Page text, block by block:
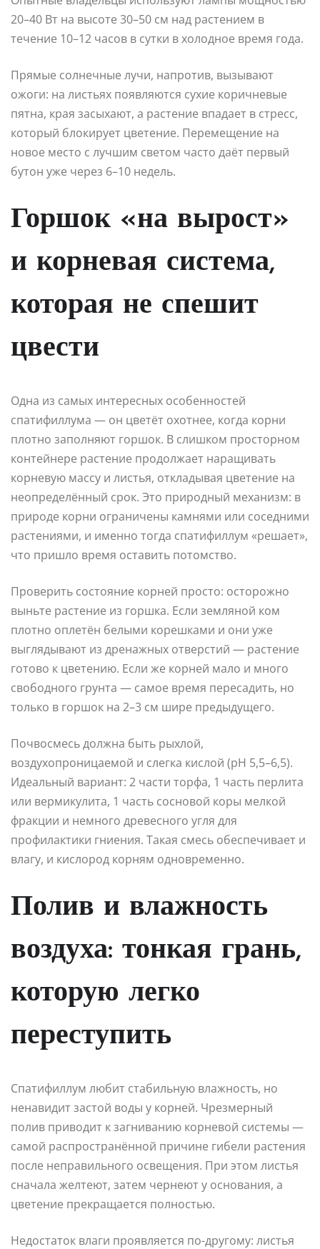
20–40 Вт на высоте 30–50 см над растением в
течение 10–12 часов в сутки в холодное время года.
Прямые солнечные лучи, напротив, вызывают
ожоги: на листьях появляются сухие коричневые
пятна, края засыхают, а растение впадает в стресс,
который блокирует цветение. Перемещение на
новое место с лучшим светом часто даёт первый
бутон уже через 6–10 недель.
Горшок «на вырост»
и корневая система,
которая не спешит
цвести
Одна из самых интересных особенностей
спатифиллума — он цветёт охотнее, когда корни
плотно заполняют горшок. В слишком просторном
контейнере растение продолжает наращивать
корневую массу и листья, откладывая цветение на
неопределённый срок. Это природный механизм: в
природе корни ограничены камнями или соседними
растениями, и именно тогда спатифиллум «решает»,
что пришло время оставить потомство.
Проверить состояние корней просто: осторожно
выньте растение из горшка. Если земляной ком
плотно оплетён белыми корешками и они уже
выглядывают из дренажных отверстий — растение
готово к цветению. Если же корней мало и много
свободного грунта — самое время пересадить, но
только в горшок на 2–3 см шире предыдущего.
Почвосмесь должна быть рыхлой,
воздухопроницаемой и слегка кислой (pH 5,5–6,5).
Идеальный вариант: 2 части торфа, 1 часть перлита
или вермикулита, 1 часть сосновой коры мелкой
фракции и немного древесного угля для
профилактики гниения. Такая смесь обеспечивает и
влагу, и кислород корням одновременно.
Полив и влажность
воздуха: тонкая грань,
которую легко
переступить
Спатифиллум любит стабильную влажность, но
ненавидит застой воды у корней. Чрезмерный
полив приводит к загниванию корневой системы —
самой распространённой причине гибели растения
после неправильного освещения. При этом листья
сначала желтеют, затем чернеют у основания, а
цветение прекращается полностью.
Недостаток влаги проявляется по-другому: листья